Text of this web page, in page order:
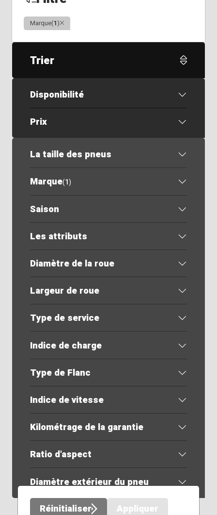
Marque(1)Clair
Trier
Disponibilité
Prix
La taille des pneus
Marque(1)
Saison
Les attributs
Diamètre de la roue
Largeur de roue
Type de service
Indice de charge
Type de Flanc
Indice de vitesse
Kilométrage de la garantie
Ratio d'aspect
Diamètre extérieur du pneu
Réinitialiser
Appliquer